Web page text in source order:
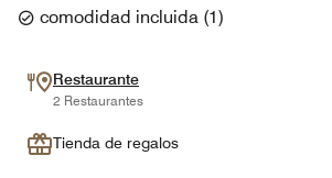
comodidad incluida (1)
Restaurante
2 Restaurantes
Tienda de regalos